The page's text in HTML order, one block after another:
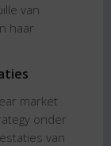
van
haar
market
onder
van